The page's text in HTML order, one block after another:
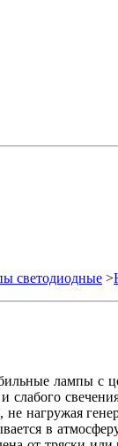
светодиодные >
лампы с
слабого
не нагружая
в